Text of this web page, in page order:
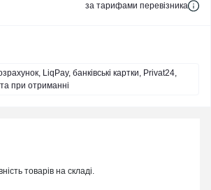
за тарифами перевізника
LiqPay, банківські картки, Privat24,
при отриманні
товарів на складі.